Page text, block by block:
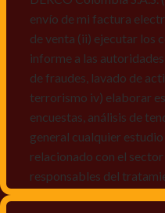
envío de mi factura
de venta (ii) ejecutar los
informe a las
de fraudes, lavado de
terrorismo iv) elaborar
encuestas, análisis de
general cualquier
relacionado con el
responsables del